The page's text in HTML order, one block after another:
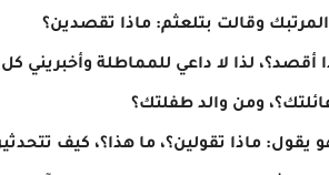
وقالت بتلعثم: ماذا تقصدين؟
أقصد؟، لذا لا داعي للمماطلة
ومن والد طفلتك؟
يقول: ماذا تقولين؟، ما هذا؟، كيف